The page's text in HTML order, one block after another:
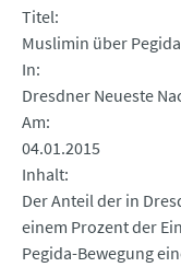
Titel
Muslimin über
In
Dresdner Neueste
Am
04.01.2015
Inhalt
Der Anteil der in
einem Prozent der
Pegida-Bewegung